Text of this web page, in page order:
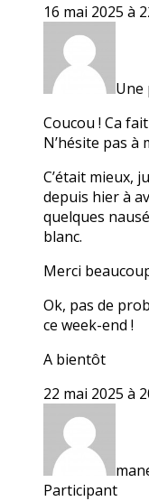
16 mai 2025 à
Une
Coucou ! Ca
N’hésite pas à
C’était mieux,
depuis hier à
quelques
blanc.
Merci
Ok, pas de
ce week-end !
A bientôt
22 mai 2025 à
Participant